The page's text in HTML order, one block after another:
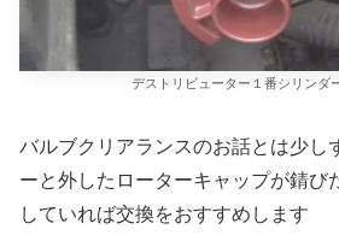
デストリビューター１番シリンダ
バルブクリアランスのお話とは少し
ーと外したローターキャップが錆び
していれば交換をおすすめします